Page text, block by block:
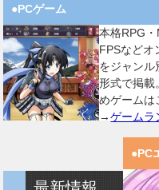
●PCゲーム
本格RPG
FPSなどオ
をジャンル
形式で掲載
めゲームは
→ゲームラ
●PC